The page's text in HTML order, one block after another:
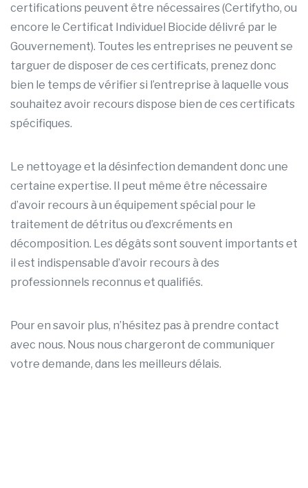
certifications peuvent être nécessaires (Certifytho, ou
encore le Certificat Individuel Biocide délivré par le
Gouvernement). Toutes les entreprises ne peuvent se
targuer de disposer de ces certificats, prenez donc
bien le temps de vérifier si l’entreprise à laquelle vous
souhaitez avoir recours dispose bien de ces certificats
spécifiques.
Le nettoyage et la désinfection demandent donc une
certaine expertise. Il peut même être nécessaire
d’avoir recours à un équipement spécial pour le
traitement de détritus ou d’excréments en
décomposition. Les dégâts sont souvent importants et
il est indispensable d’avoir recours à des
professionnels reconnus et qualifiés.
Pour en savoir plus, n’hésitez pas à prendre contact
avec nous. Nous nous chargeront de communiquer
votre demande, dans les meilleurs délais.